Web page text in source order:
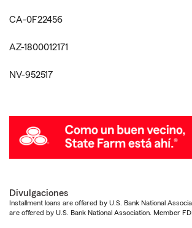
CA-0F22456
AZ-1800012171
NV-952517
Divulgaciones
Installment loans are offered by U.S. Bank National
are offered by U.S. Bank National Association. Member